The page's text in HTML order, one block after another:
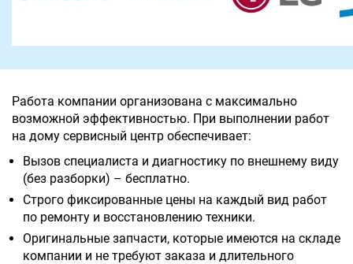
Работа компании организована с максимально
возможной эффективностью. При выполнении работ
на дому сервисный центр обеспечивает:
Вызов специалиста и диагностику по внешнему виду
(без разборки) – бесплатно.
Строго фиксированные цены на каждый вид работ
по ремонту и восстановлению техники.
Оригинальные запчасти, которые имеются на складе
компании и не требуют заказа и длительного